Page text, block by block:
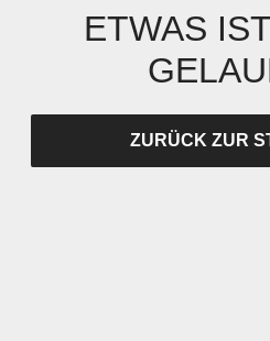
ETWAS
ZURÜCK ZUR